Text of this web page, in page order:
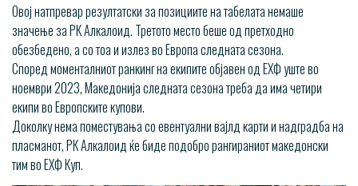
Овој натпревар резултатски за позициите на табелата немаше
значење за РК Алкалоид. Третото место беше од претходно
обезбедено, а со тоа и излез во Европа следната сезона.
Според моменталниот ранкинг на екипите објавен од ЕХФ уште во
ноември 2023, Македонија следната сезона треба да има четири
екипи во Европските купови.
Доколку нема поместувања со евентуални вајлд карти и надградба на
пласманот, РК Алкалоид ќе биде подобро рангираниот македонски
тим во ЕХФ Куп.